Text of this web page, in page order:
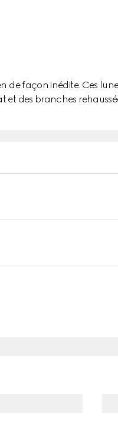
de façon inédite. Ces
des branches